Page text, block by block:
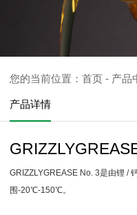
您的当前位置： 首页 - 产品
产品详情
GRIZZLYGREASE No. 3是由锂 /
围-20℃-150℃。